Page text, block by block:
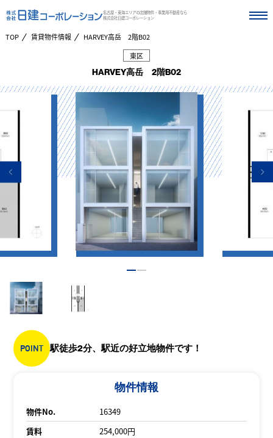
名古屋・東海エリアの店舗物件・事業用不動産なら
株式会社日建コーポレーション
TOP 賃貸物件情報
HARVEY高岳 2階B02
東区
HARVEY高岳 2階B02
POINT 駅徒歩2分、駅近の好立地物件です！
物件情報
物件No.
16349
賃料
254,000円